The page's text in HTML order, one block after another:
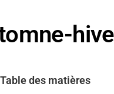
Table des matières